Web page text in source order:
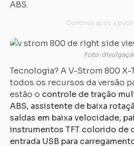
ABS.
Foto:
Tecnologia? A V-Strom 800 X-
todos os recursos da versão
estão o controle de tração
ABS, assistente de baixa
saídas em baixa velocidade,
instrumentos TFT colorido de
entrada USB para